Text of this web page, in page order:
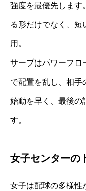
強度を最優先します
る形だけでなく、
用。
サーブはパワーフロ
で配置を乱し、相手
始動を早く、最後の
す。
女子センターの
女子は配球の多様性